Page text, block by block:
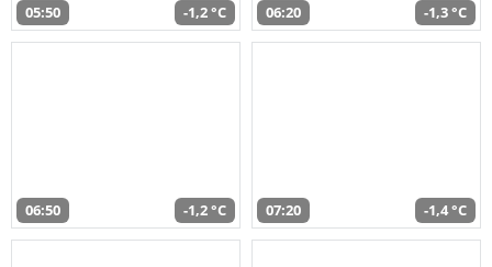
05:50 -1,2 °C 06:20 -1,3 °C
06:50 -1,2 °C 07:20 -1,4 °C